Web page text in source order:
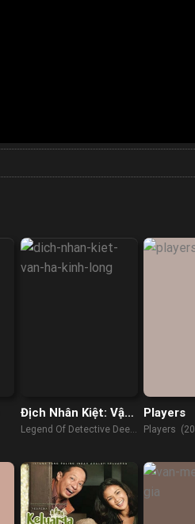
Địch Nhân Kiệt: Vận
Hà Kinh Long
Legend Of Detective Dee
Players
Players